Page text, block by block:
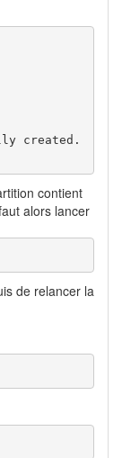
created.
contient
alors lancer
de relancer la